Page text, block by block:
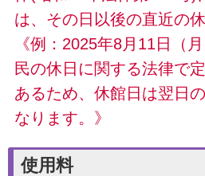
は、その日以後の直近の
《例：2025年8月11日（
民の休日に関する法律で
あるため、休館日は翌日
なります。》
使用料